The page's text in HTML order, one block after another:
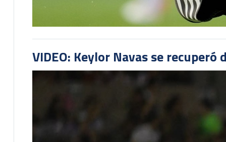
VIDEO: Keylor Navas se